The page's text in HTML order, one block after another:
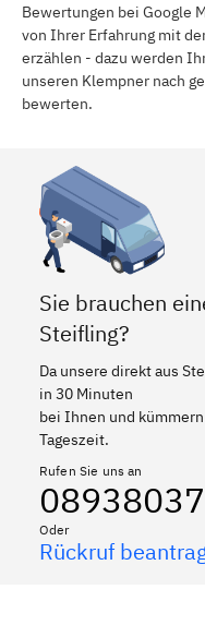
Bewertungen bei Google
von Ihrer Erfahrung mit
erzählen - dazu werden
unseren Klempner nach
bewerten.
Sie brauchen
Steifling?
Da unsere direkt aus
in 30 Minuten
bei Ihnen und
Tageszeit.
Rufen Sie uns an
Oder
Rückruf